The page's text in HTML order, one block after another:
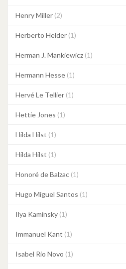
Henry Miller (2)
Herberto Helder (1)
Herman J. Mankiewicz (1)
Hermann Hesse (1)
Hervé Le Tellier (1)
Hettie Jones (1)
Hilda Hilst (1)
Hilda Hilst (1)
Honoré de Balzac (1)
Hugo Miguel Santos (1)
Ilya Kaminsky (1)
Immanuel Kant (1)
Isabel Rio Novo (1)